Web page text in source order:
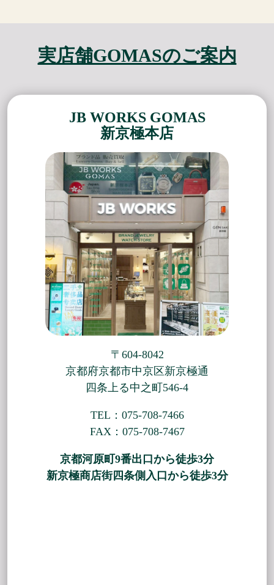
実店舗GOMASのご案内
JB WORKS GOMAS
新京極本店
〒604-8042
京都府京都市中京区新京極通
四条上る中之町546-4
TEL：075-708-7466
FAX：075-708-7467
京都河原町9番出口から徒歩3分
新京極商店街四条側入口から徒歩3分